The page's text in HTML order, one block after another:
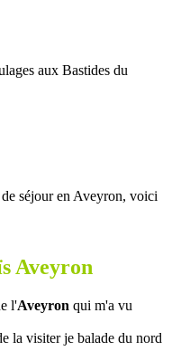
aux Bastides du
séjour en Aveyron, voici
Aveyron
l'Aveyron qui m'a vu
la visiter je balade du nord